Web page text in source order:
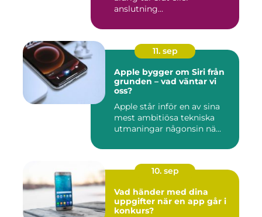
anslutning...
11. sep
Apple bygger om Siri från
grunden – vad väntar vi
oss?
Apple står inför en av sina
mest ambitiösa tekniska
utmaningar någonsin nä...
10. sep
Vad händer med dina
uppgifter när en app går i
konkurs?